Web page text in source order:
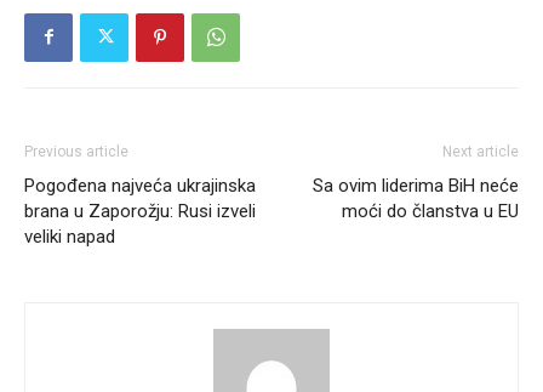
Previous article
Pogođena najveća ukrajinska
brana u Zaporožju: Rusi izveli
veliki napad
Next article
Sa ovim liderima BiH neće
moći do članstva u EU